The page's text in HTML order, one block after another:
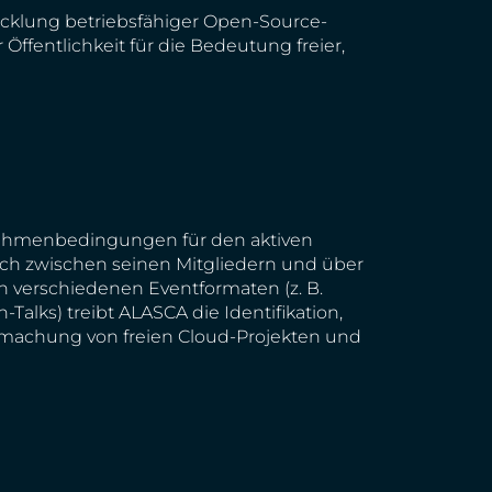
betriebsfähiger Open-Source-
Öffentlichkeit für die Bedeutung freier,
für den aktiven
zwischen seinen Mitgliedern und über
verschiedenen Eventformaten (z. B.
Talks) treibt ALASCA die Identifikation,
von freien Cloud-Projekten und